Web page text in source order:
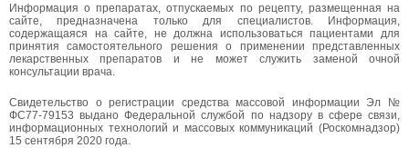
Информация о препаратах, отпускаемых по рецепту, размещенная на
сайте, предназначена только для специалистов. Информация,
содержащаяся на сайте, не должна использоваться пациентами для
принятия самостоятельного решения о применении представленных
лекарственных препаратов и не может служить заменой очной
консультации врача.
Свидетельство о регистрации средства массовой информации Эл №
ФС77-79153 выдано Федеральной службой по надзору в сфере связи,
информационных технологий и массовых коммуникаций (Роскомнадзор)
15 сентября 2020 года.